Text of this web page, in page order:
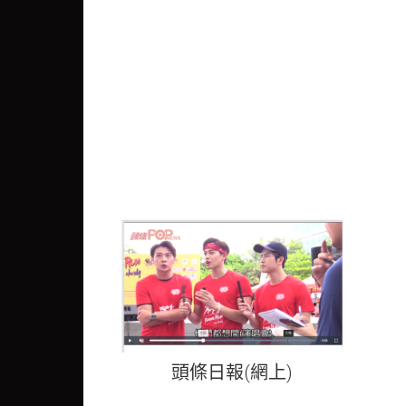
頭條日報(網上)